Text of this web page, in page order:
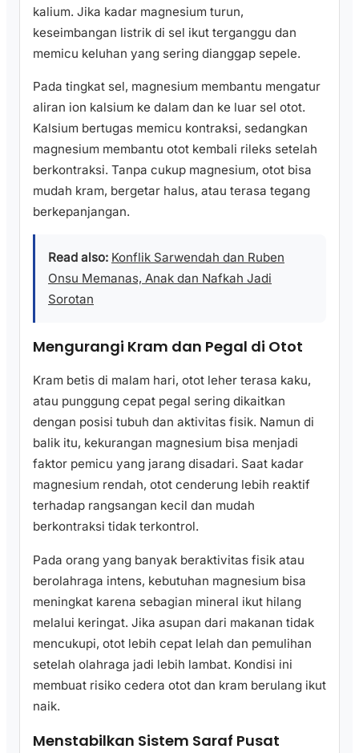
kalium. Jika kadar magnesium turun,
keseimbangan listrik di sel ikut terganggu dan
memicu keluhan yang sering dianggap sepele.
Pada tingkat sel, magnesium membantu mengatur
aliran ion kalsium ke dalam dan ke luar sel otot.
Kalsium bertugas memicu kontraksi, sedangkan
magnesium membantu otot kembali rileks setelah
berkontraksi. Tanpa cukup magnesium, otot bisa
mudah kram, bergetar halus, atau terasa tegang
berkepanjangan.
Read also: Konflik Sarwendah dan Ruben
Onsu Memanas, Anak dan Nafkah Jadi
Sorotan
Mengurangi Kram dan Pegal di Otot
Kram betis di malam hari, otot leher terasa kaku,
atau punggung cepat pegal sering dikaitkan
dengan posisi tubuh dan aktivitas fisik. Namun di
balik itu, kekurangan magnesium bisa menjadi
faktor pemicu yang jarang disadari. Saat kadar
magnesium rendah, otot cenderung lebih reaktif
terhadap rangsangan kecil dan mudah
berkontraksi tidak terkontrol.
Pada orang yang banyak beraktivitas fisik atau
berolahraga intens, kebutuhan magnesium bisa
meningkat karena sebagian mineral ikut hilang
melalui keringat. Jika asupan dari makanan tidak
mencukupi, otot lebih cepat lelah dan pemulihan
setelah olahraga jadi lebih lambat. Kondisi ini
membuat risiko cedera otot dan kram berulang ikut
naik.
Menstabilkan Sistem Saraf Pusat